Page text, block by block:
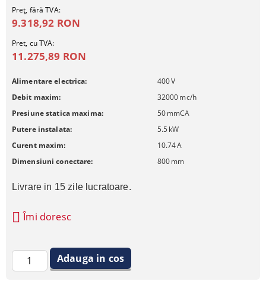
Preţ, fără TVA:
9.318,92 RON
Pret, cu TVA:
11.275,89 RON
Alimentare electrica: 400V
Debit maxim:
32000mc/h
Presiune statica maxima:
50mmCA
Putere instalata:
5.5 kW
Curent maxim:
10.74A
Dimensiuni conectare:
800mm
Livrare in 15 zile lucratoare.
Îmi doresc